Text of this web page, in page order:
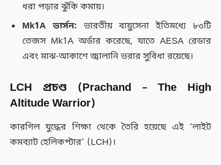
ধরা পড়ার ঝুঁকি কমায়।
Mk1A ভার্সন: ভারতীয় বায়ুসেনা ইতিমধ্যে ৮৩টি
তেজস Mk1A অর্ডার করেছে, যাতে AESA রেডার
এবং মাঝ-আকাশে জ্বালানি ভরার সুবিধা রয়েছে।
LCH প্রচণ্ড (Prachand – The High
Altitude Warrior)
কারগিল যুদ্ধের শিক্ষা থেকে তৈরি হয়েছে এই ‘লাইট
কমব্যাট হেলিকপ্টার’ (LCH)।